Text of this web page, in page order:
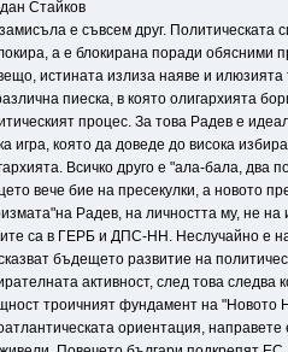
Стайков
е съвсем друг. Политическата
а е блокирана поради обясними
истината излиза наяве и
пиеска, в която олигархията
процес. За това Радев е
игра, която да доведе до висока
Всичко друго е "ала-бала, два
вече бие на пресекулки, а новото
Радев, на личността му, не
са в ГЕРБ и ДПС-НН. Неслучайно е
бъдещето развитие на
активност, след това
троичният фундамент на "Новото
ориентация,